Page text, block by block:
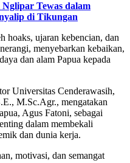
Tewas dalam
di Tikungan
hoaks, ujaran kebencian, dan
menyebarkan kebaikan,
dan alam Papua kepada
Universitas Cenderawasih,
M.Sc.Agr., mengatakan
Agus Fatoni, sebagai
dalam membekali
dan dunia kerja.
motivasi, dan semangat